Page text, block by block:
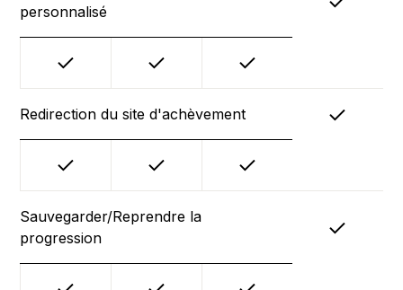
personnalisé
Redirection du site d'achèvement
Sauvegarder/Reprendre la
progression